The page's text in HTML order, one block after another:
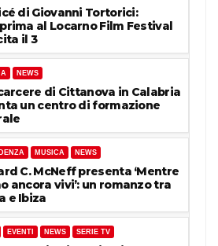
di Giovanni Tortorici:
al Locarno Film Festival
il 3
NEWS
carcere di Cittanova in Calabria
un centro di formazione
MUSICA NEWS
C. McNeff presenta ‘Mentre
ancora vivi’: un romanzo tra
e Ibiza
EVENTI NEWS SERIE TV